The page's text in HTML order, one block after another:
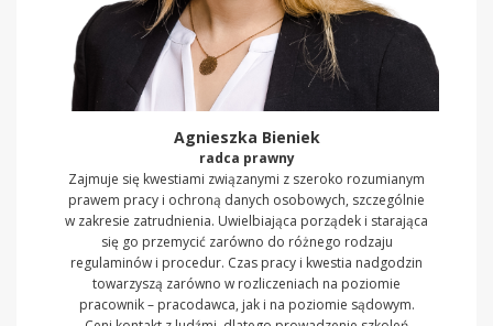
Agnieszka Bieniek
radca prawny
Zajmuje się kwestiami związanymi z szeroko rozumianym
prawem pracy i ochroną danych osobowych, szczególnie
w zakresie zatrudnienia. Uwielbiająca porządek i starająca
się go przemycić zarówno do różnego rodzaju
regulaminów i procedur. Czas pracy i kwestia nadgodzin
towarzyszą zarówno w rozliczeniach na poziomie
pracownik – pracodawca, jak i na poziomie sądowym.